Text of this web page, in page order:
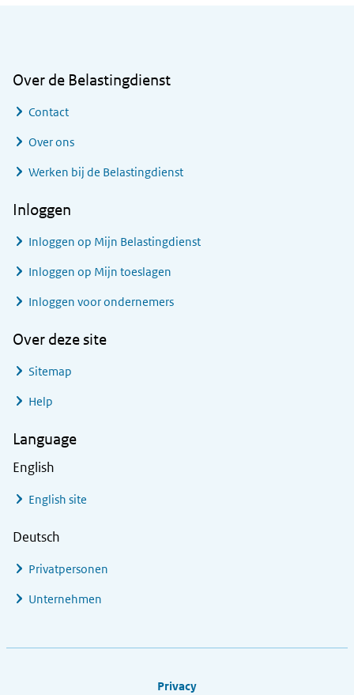
Over de Belastingdienst
Contact
Over ons
Werken bij de Belastingdienst
Inloggen
Inloggen op Mijn Belastingdienst
Inloggen op Mijn toeslagen
Inloggen voor ondernemers
Over deze site
Sitemap
Help
Language
English
English site
Deutsch
Privatpersonen
Unternehmen
Privacy